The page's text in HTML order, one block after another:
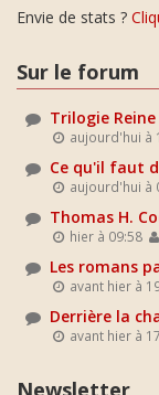
Envie de stats ?
Sur le forum
Trilogie
aujourd'hui à
Ce qu'il faut
aujourd'hui à
Thomas H.
hier à 09:58
Les romans
avant hier à
Derrière la
avant hier à
Newsletter